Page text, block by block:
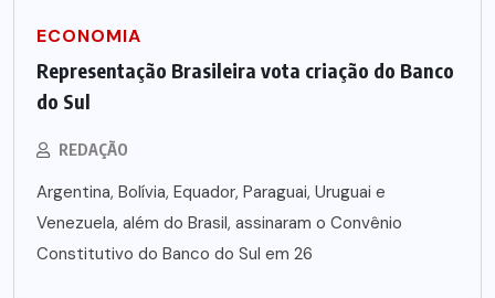
ECONOMIA
Representação Brasileira vota criação do Banco
do Sul
REDAÇÃO
Argentina, Bolívia, Equador, Paraguai, Uruguai e
Venezuela, além do Brasil, assinaram o Convênio
Constitutivo do Banco do Sul em 26